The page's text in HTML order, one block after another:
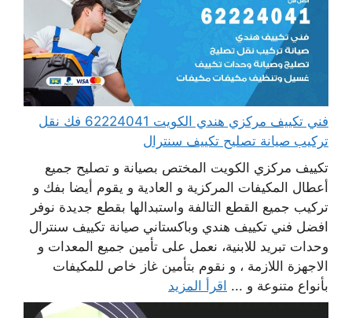
فني تكييف مركزي هندي الكويت 62224041 فك نقل
تركيب صيانة تصليح تكييف سنترال
تكييف مركزي الكويت المختص بصيانة و تصليح جميع
أعطال المكيفات المركزية و العادية و يقوم أيضا بفك و
تركيب جميع القطع التالفة واستبدالها بقطع جديدة نوفر
افضل فني تكييف هندي وباكستاني صيانة تكييف سنترال
وحدات تبريد للابنية، نعمل على تأمين جميع المعدات و
الاجهزة اللازمة ، و نقوم بتأمين غاز خاص للمكيفات
بأنواع متنوعة و ... اقرأ المزيد